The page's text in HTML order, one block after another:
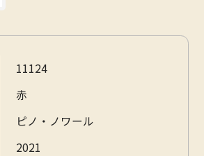
11124
赤
ピノ・ノワール
2021